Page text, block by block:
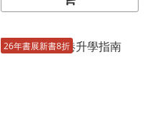
26年書展新書8折